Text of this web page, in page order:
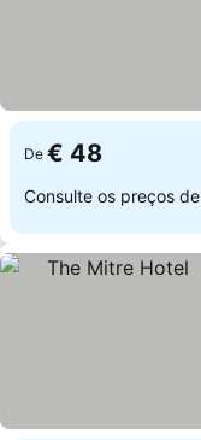
De € 48
Consulte os preços de